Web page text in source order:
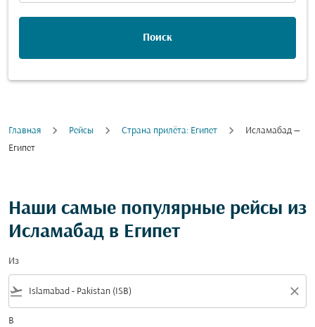
Поиск
Главная Рейсы Cтрана прилёта: Египет
Исламабад —
Египет
Наши самые популярные рейсы из
Исламабад в Египет
Из
flight_takeoff close
В